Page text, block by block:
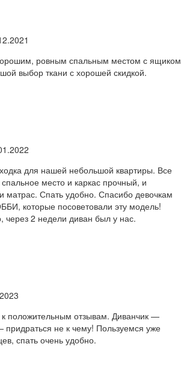
ровным спальным местом с ящиком
выбор ткани с хорошей скидкой.
для нашей небольшой квартиры. Все
место и каркас прочный, и
матрас. Спать удобно. Спасибо девочкам
которые посоветовали эту модель!
через 2 недели диван был у нас.
положительным отзывам. Диванчик —
придраться не к чему! Пользуемся уже
спать очень удобно.